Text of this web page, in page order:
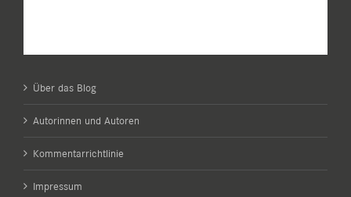
Über das Blog
Autorinnen und Autoren
Kommentarrichtlinie
Impressum